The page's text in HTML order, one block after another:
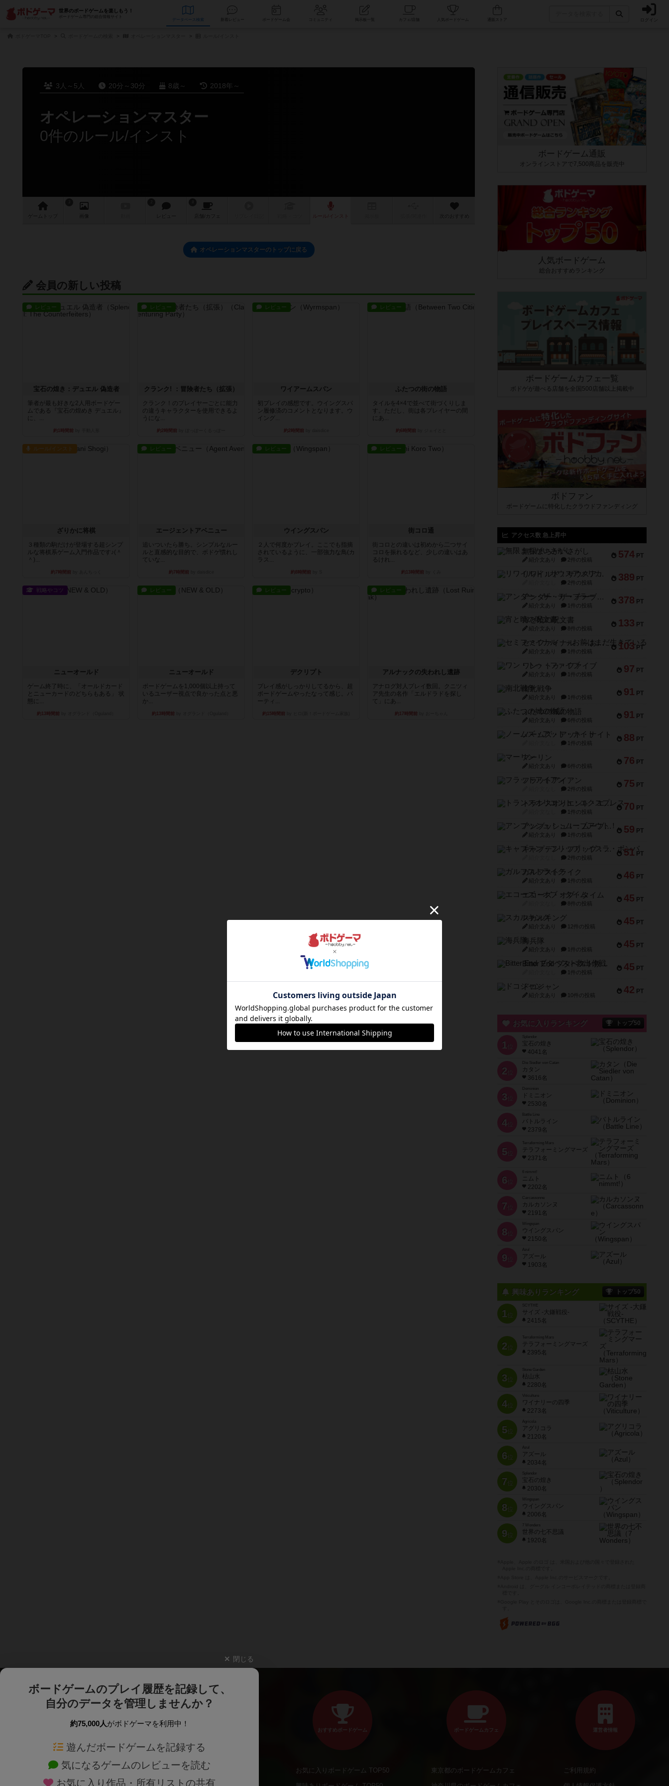
世界のボードゲームを楽しもう！
ボードゲーム専門の総合情報サイト
データベース コミュニティ 人気ボードゲーム ログイン
3人～5人 20分～30分 8歳～ 2018年～
オペレーションマスター
0件のルール/インスト
ゲーム 画像 レビュー 店舗/ カフェ 次のおすすめ
オペレーションマスターのトップに戻る
会員の新しい投稿
レビュー
宝石の煌き：デュエル 偽造者
筆者が最も好きな2人用ボードゲー
ムである『宝石の煌めき デュエル』
に、...
約1時間前
レビュー
クランク! ：冒険者たち（拡張）
クランク！のプレイヤーごとに能力
の違うキャラクターを使用できるよ
うにな...
約2時間前
レビュー
ワイアームスパン
初プレイの感想です。ウイングスパ
ン履修済のコメントとなります。ウ
イング...
約2時間前
レビュー
ふたつの街の物語
タイルを4×4で並べて街づくりしま
す。ただし、街は各プレイヤーの間
にあ...
約6時間前
ルール/インスト
ざりかに将棋
３種類の駒だけが登場する超シンプ
ルな将棋系ゲーム入門作品です♪(＾
＾)...
約7時間前
レビュー
エージェントアベニュー
追いついたら勝ち。シンプルなルー
ルと直感的な目的で、ボドゲ慣れし
ていな...
約7時間前
レビュー
ウイングスパン
２人で何度かプレイ。ここでも指摘
されているように、一部強力な鳥(カ
ラス...
約8時間前
レビュー
街コロ通
街コロとの違いは初めから二つサイ
コロを振れるなど、少しの違いはあ
るけれ...
約13時間前
戦略やコツ
ニューオールド
ゲーム終了時に、「オールドカード
とニューカードのどちらもある」 状
態に...
約13時間前
レビュー
ニューオールド
ボードゲームを1,000個以上持って
いるユーザー視点で良かった点と悪
か...
約13時間前
レビュー
デクリプト
プレイ感がしっかりしてるから、超
ボードゲームやったなって感じ。パ
ーティ...
約15時間前
レビュー
アルナックの失われし遺跡
アナログ対人プレイ数回。クニツィ
ア先生の名作「エルドラドを探し
て」にあ...
約17時間前
ボードゲーム通販
オンラインストアで7,500商品を販売中
人気ボードゲーム
総合おすすめランキング
ボードゲームカフェ一覧
ボドゲが遊べる店舗を全国500店舗以上掲載中
ボドファン
ボードゲームに特化したクラウドファンディング
アクセス数 急上昇中
574 PT
無限まちがいさがし
紹介文あり 2件の投稿
389 PT
リワイルド：サウスアメリカ
2件の投稿
378 PT
アンダー・ザ・テーブラー
紹介文あり 1件の投稿
133 PT
宵と暁の呪文書
紹介文あり 8件の投稿
103 PT
セミファイナル ～お前はまだ生きている～
紹介文あり 1件の投稿
97 PT
ワン・トゥ・ファイブ
紹介文あり 1件の投稿
91 PT
南北戦争
紹介文あり 1件の投稿
91 PT
ふたつの城の物語
紹介文あり 6件の投稿
88 PT
ノームズ・アット・ナイト
1件の投稿
76 PT
マーリン
紹介文あり 6件の投稿
75 PT
フラットアイアン
2件の投稿
70 PT
トランスオリエント・エクスプレス
1件の投稿
59 PT
アンブッシュ！：ムーブアウト！
紹介文あり 1件の投稿
51 PT
キャプテン・フリップ：イスラ・ボンバ
2件の投稿
46 PT
ガルフストライク
紹介文あり 1件の投稿
45 PT
エコーズ・オブ・タイム
8件の投稿
45 PT
スカルキング
紹介文あり 12件の投稿
45 PT
海兵隊
紹介文あり 1件の投稿
45 PT
Bitter End ブタペスト救出作戦
1件の投稿
42 PT
ドコジャン
紹介文あり 10件の投稿
お気に入りランキング トップ50
1 位
宝石の煌き
4041名
2 位
Die Siedler von Catan
カタン
3616名
3 位
ドミニオン
2530名
4位
Battle Line
バトルライン
2379名
5 位
Terraforming Mars
テラフォーミングマーズ
2371名
6 位
ニムト
2202名
7 位
Carcassonne
カルカソンヌ
2191名
8 位
Wingspan
ウイングスパン
2150名
9 位
Azul
アズール
1903名
興味ありランキング トップ50
1位
SCYTHE
サイズ -大鎌戦役-
2415名
2位
Terraforming Mars
テラフォーミングマーズ
2395名
3位
Stone Garden
枯山水
2280名
4位
Viticulture
ワイナリーの四季
2273名
5位
Agricola
アグリコラ
2120名
6位
Azul
アズール
2034名
7位
宝石の煌き
2030名
8位
Wingspan
ウイングスパン
2006名
9位
7 Wonders
世界の七不思議
1920名
閉じる
ボードゲームのプレイ履歴を記録して、
自分のデータを管理しませんか？
約75,000人がボドゲーマを利用中！
遊んだボードゲームを記録する
気になるゲームのレビューを読む
お気に入り作品・所有リストの共有
ボードゲームを検索する 新作・再入荷情報
おすすめボードゲーム
お気に入りボードゲーム TOP50
ボードゲームカフェ
東京都のボードゲームカフェ
運営者情報
ご利用規約